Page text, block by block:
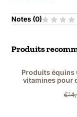
Notes (0)
Produits
Produits équins
vitamines pour